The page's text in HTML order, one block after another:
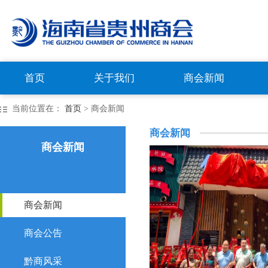
首页 关于我们 商会新闻
当前位置在： 首页 > 商会新闻
商会新闻
商会新闻
商会公告
黔商风采
商会新闻